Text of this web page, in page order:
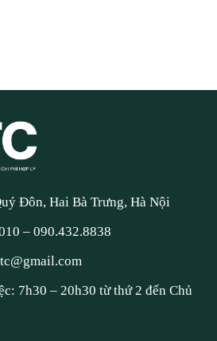
Đôn, Hai Bà Trưng, Hà Nội
–090.432.8838
7h30 – 20h30 từ thứ 2 đến Chủ